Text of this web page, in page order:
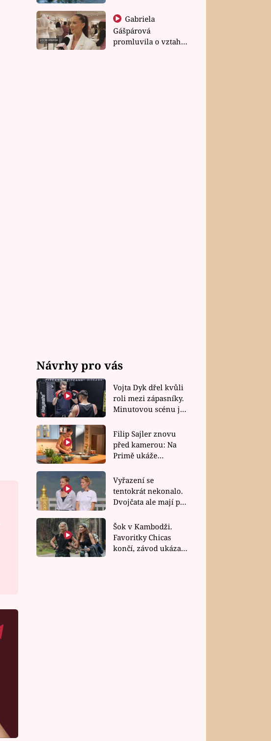
Gabriela
Gášpárová
promluvila o vztahu
Návrhy pro vás
Vojta Dyk dřel kvůli
roli mezi zápasníky.
Minutovou scénu jel
Filip Sajler znovu
před kamerou: Na
Primě ukáže
rychlé recepty
Vyřazení se
tentokrát nekonalo.
Dvojčata ale mají po
závodu nůž na krku
Šok v Kambodži.
Favoritky Chicas
končí, závod ukázal